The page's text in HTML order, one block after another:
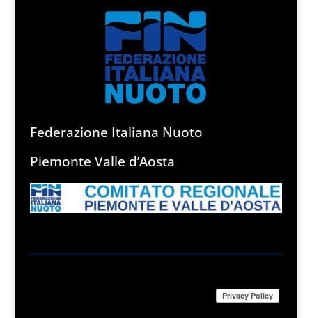
Federazione Italiana Nuoto
Piemonte Valle d’Aosta